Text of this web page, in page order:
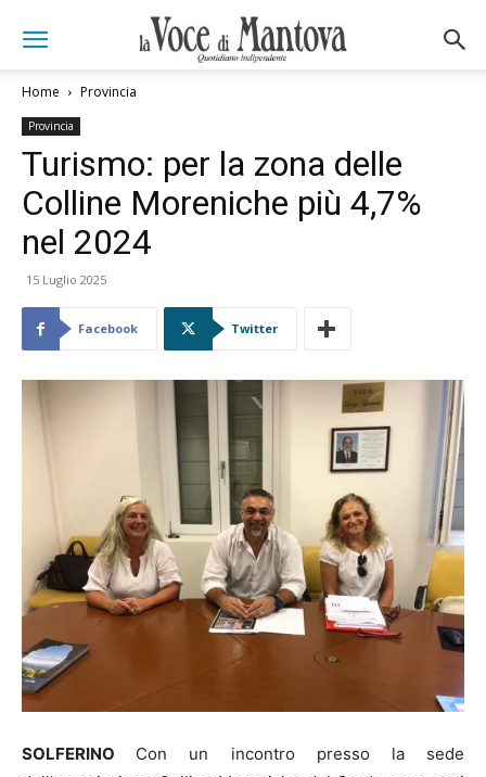
Home Provincia
Provincia
Turismo: per la zona delle
Colline Moreniche più 4,7%
nel 2024
15 Luglio 2025
Facebook Twitter
SOLFERINO Con un incontro presso la sede